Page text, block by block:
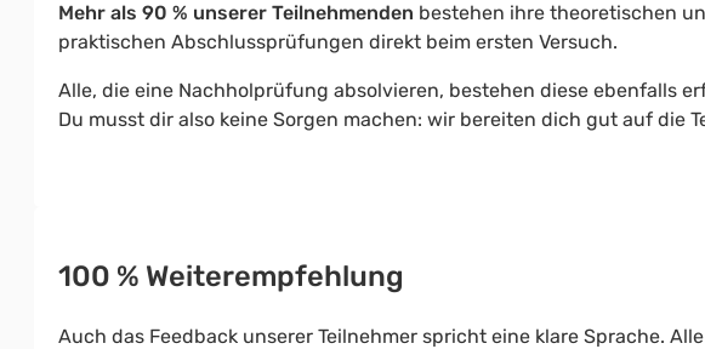
Mehr als 90 % unserer Teilnehmenden bestehen ihre theoretischen
praktischen Abschlussprüfungen direkt beim ersten Versuch.
Alle, die eine Nachholprüfung absolvieren, bestehen diese ebenfalls
Du musst dir also keine Sorgen machen: wir bereiten dich gut auf die
100 % Weiterempfehlung
Auch das Feedback unserer Teilnehmer spricht eine klare Sprache. Alle